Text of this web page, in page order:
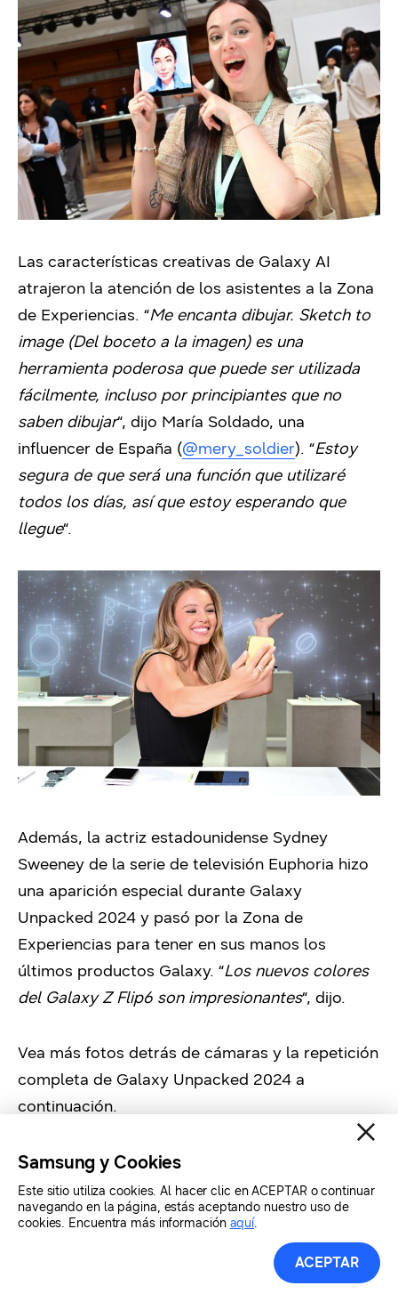
Las características creativas de Galaxy AI
atrajeron la atención de los asistentes a la Zona
de Experiencias. “Me encanta dibujar. Sketch to
image (Del boceto a la imagen) es una
herramienta poderosa que puede ser utilizada
fácilmente, incluso por principiantes que no
saben dibujar“, dijo María Soldado, una
influencer de España (@mery_soldier). “Estoy
segura de que será una función que utilizaré
todos los días, así que estoy esperando que
llegue“.
Además, la actriz estadounidense Sydney
Sweeney de la serie de televisión Euphoria hizo
una aparición especial durante Galaxy
Unpacked 2024 y pasó por la Zona de
Experiencias para tener en sus manos los
últimos productos Galaxy. “Los nuevos colores
del Galaxy Z Flip6 son impresionantes“, dijo.
Vea más fotos detrás de cámaras y la repetición
completa de Galaxy Unpacked 2024 a
continuación.
Samsung y Cookies
Este sitio utiliza cookies. Al hacer clic en ACEPTAR o continuar
navegando en la página, estás aceptando nuestro uso de
cookies. Encuentra más información aquí.
ACEPTAR